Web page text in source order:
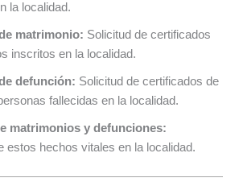
la localidad.
matrimonio: Solicitud de certificados
inscritos en la localidad.
defunción: Solicitud de certificados de
fallecidas en la localidad.
matrimonios y defunciones:
estos hechos vitales en la localidad.